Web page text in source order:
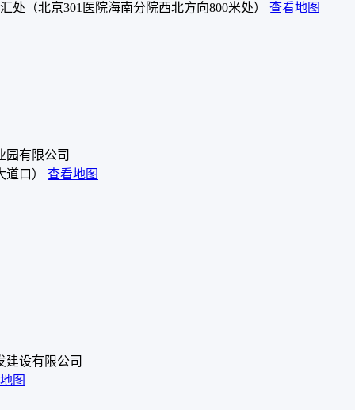
（北京301医院海南分院西北方向800米处） 查看地图
园有限公司
口）
查看地图
建设有限公司
图